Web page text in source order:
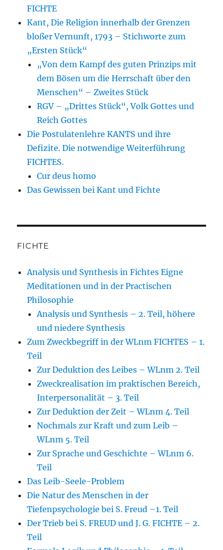
FICHTE
Kant, Die Religion innerhalb der Grenzen
bloßer Vernunft, 1793 – Stichworte zum
„Ersten Stück“
„Von dem Kampf des guten Prinzips mit
dem Bösen um die Herrschaft über den
Menschen“ – Zweites Stück
RGV – „Drittes Stück“, Volk Gottes und
Reich Gottes
Die Postulatenlehre KANTS und ihre
Defizite. Die notwendige Weiterführung
FICHTES.
Cur deus homo
Das Gewissen bei Kant und Fichte
FICHTE
Analysis und Synthesis in Fichtes Eigne
Meditationen und in der Practischen
Philosophie
Analysis und Synthesis – 2. Teil, höhere
und niedere Synthesis
Zum Zweckbegriff in der WLnm FICHTES – 1.
Teil
Zur Deduktion des Leibes – WLnm 2. Teil
Zweckrealisation im praktischen Bereich,
Interpersonalität – 3. Teil
Zur Deduktion der Zeit – WLnm 4. Teil
Nochmals zur Kraft und zum Leib –
WLnm 5. Teil
Zur Sprache und Geschichte – WLnm 6.
Teil
Das Leib-Seele-Problem
Die Natur des Menschen in der
Tiefenpsychologie bei S. Freud –1. Teil
Der Trieb bei S. FREUD und J. G. FICHTE – 2.
Teil